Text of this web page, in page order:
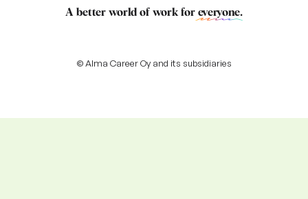
A better world of work for everyone.
© Alma Career Oy and its subsidiaries